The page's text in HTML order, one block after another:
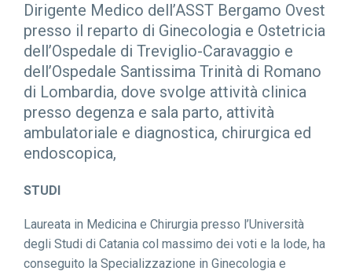
Dirigente Medico dell’ASST Bergamo Ovest
presso il reparto di Ginecologia e Ostetricia
dell’Ospedale di Treviglio-Caravaggio e
dell’Ospedale Santissima Trinità di Romano
di Lombardia, dove svolge attività clinica
presso degenza e sala parto, attività
ambulatoriale e diagnostica, chirurgica ed
endoscopica,
STUDI
Laureata in Medicina e Chirurgia presso l’Università
degli Studi di Catania col massimo dei voti e la lode, ha
conseguito la Specializzazione in Ginecologia e